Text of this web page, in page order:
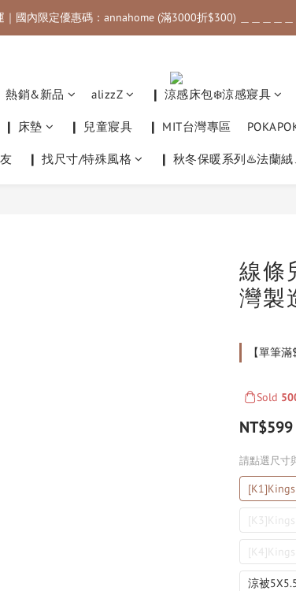
｜國內限定優惠碼：annahome (滿3000折$300) ＿＿＿＿
｜國內限定優惠碼：annahome (滿3000折$300) ＿＿＿＿
｜國內限定優惠碼：annahome (滿3000折$300) ＿＿＿＿
熱銷&新品 alizzZ ❙ 涼感床包❄️涼感寢具
❙ 床墊 ❙ 兒童寢具 ❙ MIT台灣專區
❙ 找尺寸/特殊風格 ❙ 秋冬保暖系列♨️法蘭絨
線條
灣製
【單筆
Sold
NT$599
請點選尺寸
涼被